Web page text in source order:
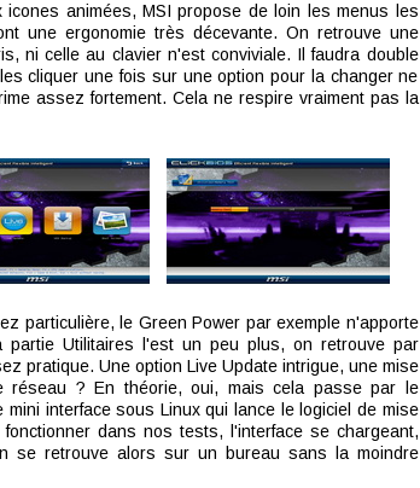
animées, MSI propose de loin les menus les
une ergonomie très décevante. On retrouve une
ni celle au clavier n'est conviviale. Il faudra double
cliquer une fois sur une option pour la changer ne
assez fortement. Cela ne respire vraiment pas la
particulière, le Green Power par exemple n'apporte
Utilitaires l'est un peu plus, on retrouve par
pratique. Une option Live Update intrigue, une mise
réseau ? En théorie, oui, mais cela passe par le
interface sous Linux qui lance le logiciel de mise
dans nos tests, l'interface se chargeant,
se retrouve alors sur un bureau sans la moindre